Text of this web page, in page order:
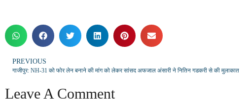
PREVIOUS
गाजीपुर: NH-31 को फोर लेन बनाने की मांग को लेकर सांसद अफजाल अंसारी ने नितिन गडकरी से की मुलाकात
Leave A Comment